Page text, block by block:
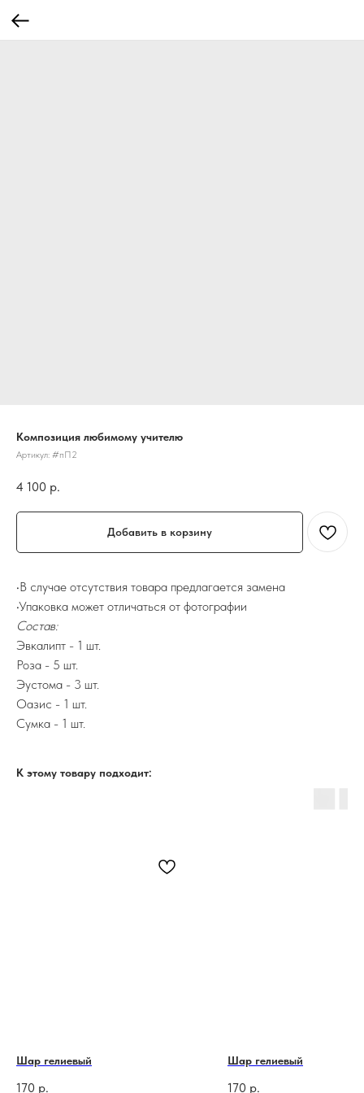
Композиция любимому учителю
Артикул: #пП2
4 100 р.
Добавить в корзину
•В случае отсутствия товара предлагается замена
•Упаковка может отличаться от фотографии
Состав:
Эвкалипт - 1 шт.
Роза - 5 шт.
Эустома - 3 шт.
Оазис - 1 шт.
Сумка - 1 шт.
К этому товару подходит:
Шар гелиевый
170 р.
Шар гелиевый
170 р.